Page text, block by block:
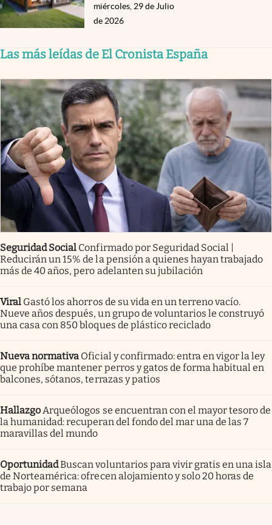
miércoles, 29 de Julio
de 2026
Las más leídas de El Cronista España
Seguridad Social Confirmado por Seguridad Social |
Reducirán un 15% de la pensión a quienes hayan trabajado
más de 40 años, pero adelanten su jubilación
Viral Gastó los ahorros de su vida en un terreno vacío.
Nueve años después, un grupo de voluntarios le construyó
una casa con 850 bloques de plástico reciclado
Nueva normativa Oficial y confirmado: entra en vigor la ley
que prohíbe mantener perros y gatos de forma habitual en
balcones, sótanos, terrazas y patios
Hallazgo Arqueólogos se encuentran con el mayor tesoro de
la humanidad: recuperan del fondo del mar una de las 7
maravillas del mundo
OportunidadBuscan voluntarios para vivir gratis en una isla
de Norteamérica: ofrecen alojamiento y solo 20 horas de
trabajo por semana